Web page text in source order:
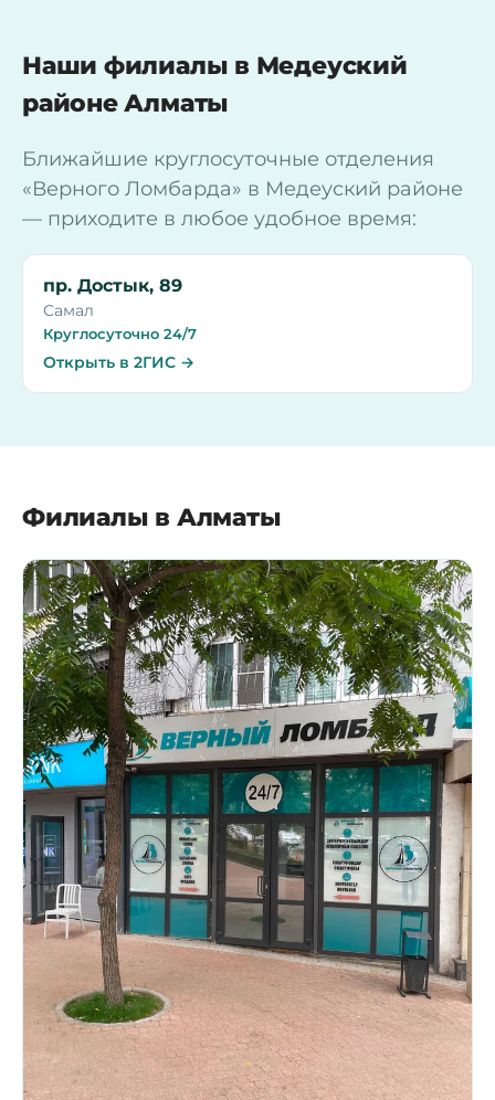
Наши филиалы в Медеуский
районе Алматы
Ближайшие круглосуточные отделения
«Верного Ломбарда» в Медеуский районе
— приходите в любое удобное время:
пр. Достык, 89
Самал
Круглосуточно 24/7
Открыть в 2ГИС →
Филиалы в Алматы